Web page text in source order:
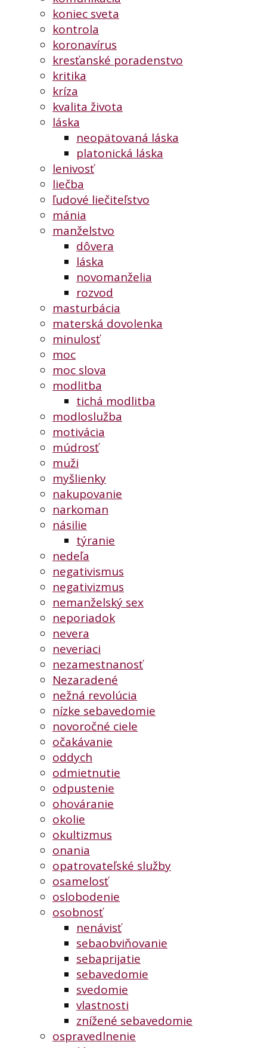
koniec sveta
kontrola
koronavírus
kresťanské poradenstvo
kritika
kríza
kvalita života
láska
neopätovaná láska
platonická láska
lenivosť
liečba
ľudové liečiteľstvo
mánia
manželstvo
dôvera
láska
novomanželia
rozvod
masturbácia
materská dovolenka
minulosť
moc
moc slova
modlitba
tichá modlitba
modloslužba
motivácia
múdrosť
muži
myšlienky
nakupovanie
narkoman
násilie
týranie
nedeľa
negativismus
negativizmus
nemanželský sex
neporiadok
nevera
neveriaci
nezamestnanosť
Nezaradené
nežná revolúcia
nízke sebavedomie
novoročné ciele
očakávanie
oddych
odmietnutie
odpustenie
ohováranie
okolie
okultizmus
onania
opatrovateľské služby
osamelosť
oslobodenie
osobnosť
nenávisť
sebaobviňovanie
sebaprijatie
sebavedomie
svedomie
vlastnosti
znížené sebavedomie
ospravedlnenie